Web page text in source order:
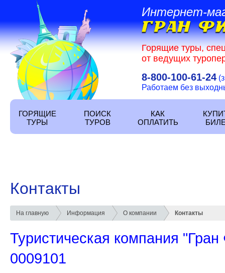
Интернет-
Горящие туры,
от ведущих
8-800-100-61-24
Работаем без
ГОРЯЩИЕ
ТУРЫ
ПОИСК
ТУРОВ
КАК
ОПЛАТИТЬ
Контакты
На главную Информация О компании Контакты
Туристическая компания
0009101